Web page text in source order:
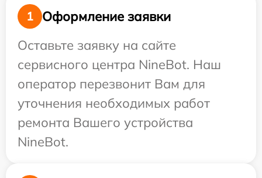
1
Оформление заявки
Оставьте заявку на сайте
сервисного центра NineBot. Наш
оператор перезвонит Вам для
уточнения необходимых работ
ремонта Вашего устройства
NineBot.